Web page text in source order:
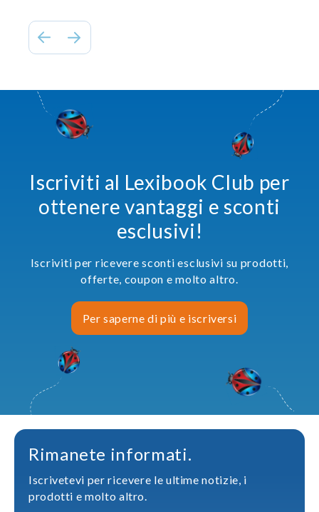
Iscriviti al Lexibook Club per
ottenere vantaggi e sconti
esclusivi!
Iscriviti per ricevere sconti esclusivi su prodotti,
offerte, coupon e molto altro.
Per saperne di più e iscriversi
Rimanete informati.
Iscrivetevi per ricevere le ultime notizie, i
prodotti e molto altro.